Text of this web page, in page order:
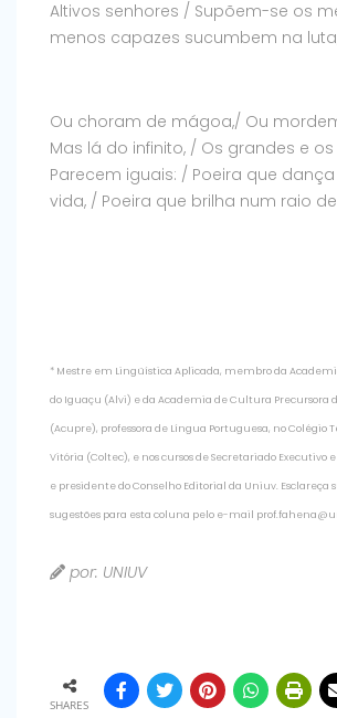
Altivos senhores / Supõem-se os
menos capazes sucumbem na
Ou choram de mágoa,/ Ou
Mas lá do infinito, / Os grandes e
Parecem iguais: / Poeira que
vida, / Poeira que brilha num raio
* Mestre em Lingüística Aplicada, membro da
do Iguaçu (Alvi) e da Academia de Cultura Precursora
(Acupre), professora de Língua Portuguesa, no Colégio
Vitória (Coltec), e nos cursos de Secretariado Executivo
e presidente do Conselho Editorial da Uniuv. Esclareça
sugestões para esta coluna pelo e-mail
por: UNIUV
SHARES